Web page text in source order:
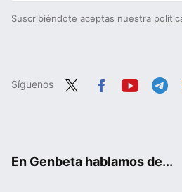
Suscribiéndote aceptas nuestra
Síguenos
En Genbeta hablamos de...